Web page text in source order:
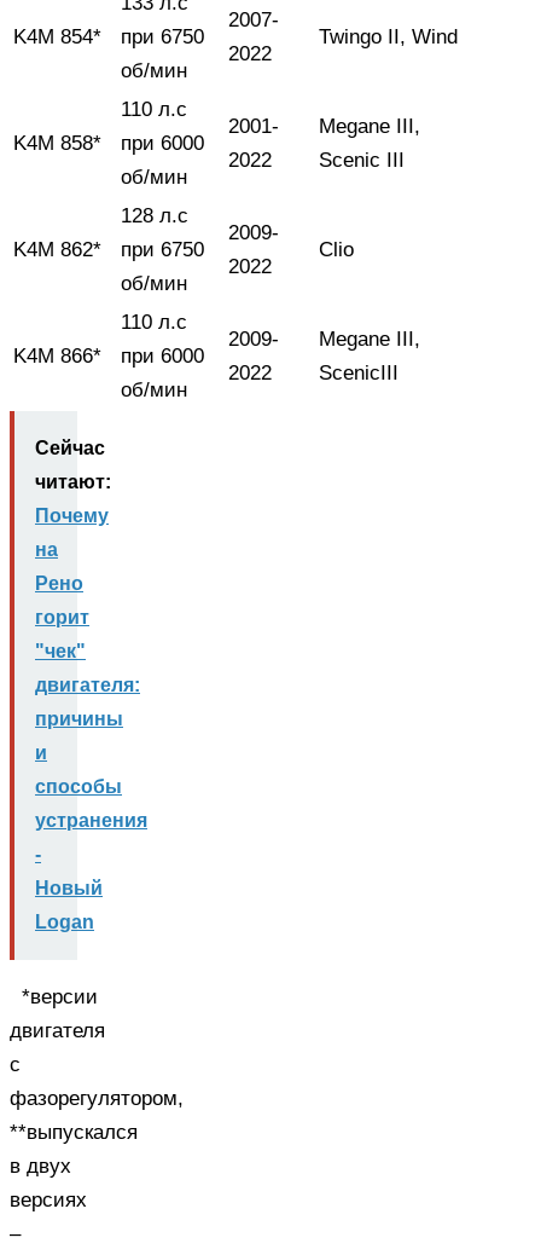
K4M 854*
при 6750
об/мин
2007-
2022
Twingo II, Wind
K4M 858*
110 л.с
при 6000
об/мин
2001-
2022
Megane III,
Scenic III
K4M 862*
128 л.с
при 6750
об/мин
2009-
2022
Clio
K4M 866*
110 л.с
при 6000
об/мин
2009-
2022
Megane III,
ScenicIII
Сейчас
читают:
Почему
на
Рено
горит
"чек"
двигателя:
причины
и
способы
устранения
-
Новый
Logan
*версии
двигателя
с
фазорегулятором,
**выпускался
в двух
версиях
–